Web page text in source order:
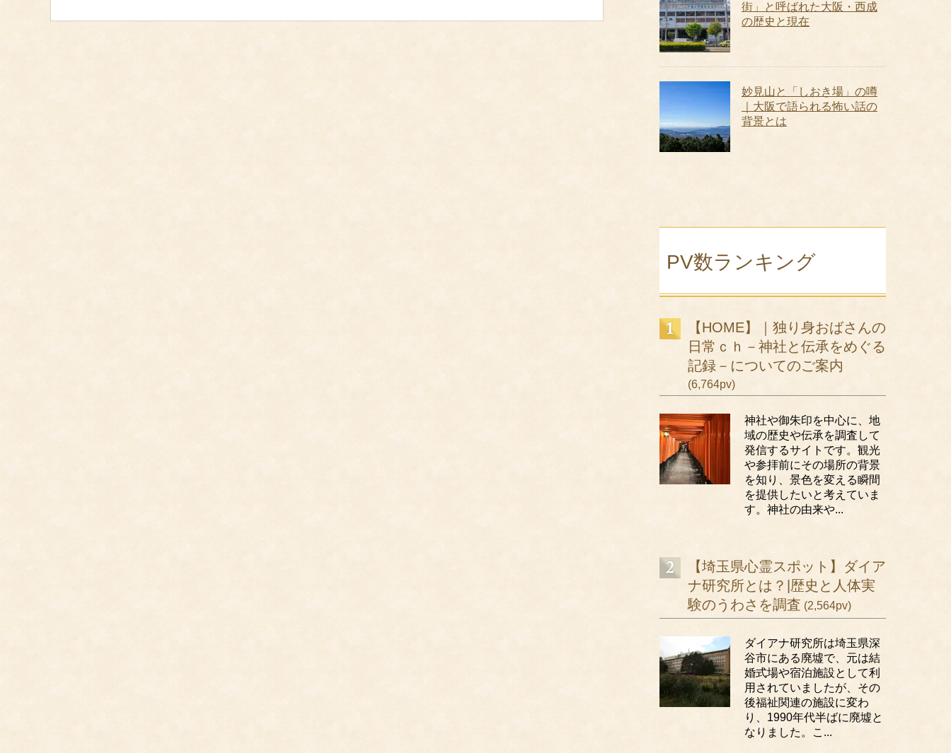
街」と呼ばれた大阪・西成
の歴史と現在
妙見山と「しおき場」の噂
｜大阪で語られる怖い話の
背景とは
PV数ランキング
【HOME】｜独り身おばさんの
日常ｃｈ－神社と伝承をめぐる
記録－についてのご案内
(6,764pv)
神社や御朱印を中心に、地
域の歴史や伝承を調査して
発信するサイトです。観光
や参拝前にその場所の背景
を知り、景色を変える瞬間
を提供したいと考えていま
す。神社の由来や...
【埼玉県心霊スポット】ダイア
ナ研究所とは？|歴史と人体実
験のうわさを調査 (2,564pv)
ダイアナ研究所は埼玉県深
谷市にある廃墟で、元は結
婚式場や宿泊施設として利
用されていましたが、その
後福祉関連の施設に変わ
り、1990年代半ばに廃墟と
なりました。こ...